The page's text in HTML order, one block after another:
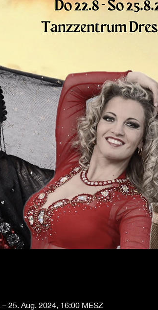
25. Aug. 2024, 16:00 MESZ